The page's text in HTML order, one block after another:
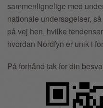
sammenlignelige med
nationale undersøgelser,
på vej hen, hvilke
hvordan Nordfyn er unik i
På forhånd tak for din